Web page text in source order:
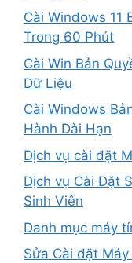
Cài Windows 11
Trong 60 Phút
Cài Win Bản
Dữ Liệu
Cài Windows
Hành Dài Hạn
Dịch vụ cài đặt
Dịch vụ Cài Đặt
Sinh Viên
Danh mục máy
Sửa Cài đặt